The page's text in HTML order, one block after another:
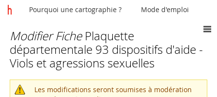
Vous
êtes
ici
Modifier FichePlaquette
départementale 93 dispositifs d'aide -
Viols et agressions sexuelles
Les modifications seront soumises à modération
Pourquoi une cartographie ? Mode d'emploi